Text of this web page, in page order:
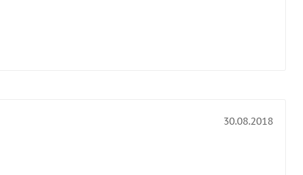
30.08.2018